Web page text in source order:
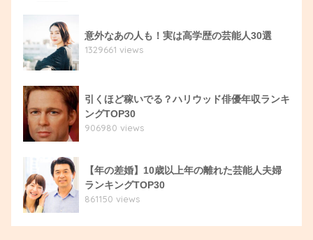
意外なあの人も！実は高学歴の芸能人30選
1329661 views
引くほど稼いでる？ハリウッド俳優年収ランキ
ングTOP30
906980 views
【年の差婚】10歳以上年の離れた芸能人夫婦
ランキングTOP30
861150 views